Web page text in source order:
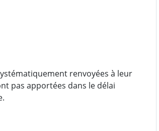
renvoyées à leur
pas apportées dans le délai